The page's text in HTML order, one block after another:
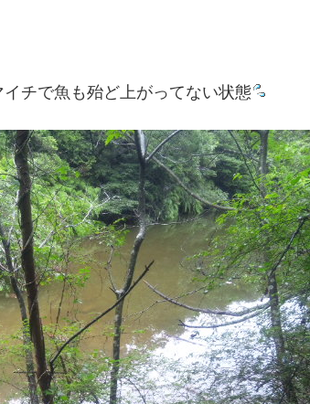
チで魚も殆ど上がってない状態